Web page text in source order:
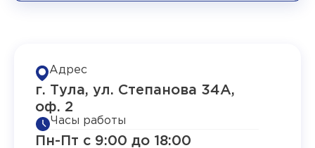
Адрес
г. Тула, ул. Степанова 34А,
оф. 2
Часы работы
Пн-Пт с 9:00 до 18:00